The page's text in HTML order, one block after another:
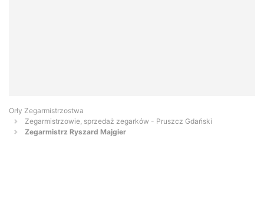
Orły Zegarmistrzostwa
Zegarmistrzowie, sprzedaż zegarków - Pruszcz Gdański
Zegarmistrz Ryszard Majgier